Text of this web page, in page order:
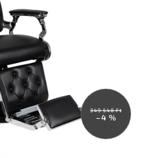
349 548 Ft
–4 %